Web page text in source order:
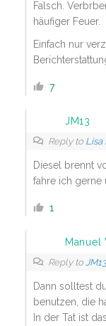
Falsch.
häufiger Feuer.
Einfach nur
7
JM13
Reply to Lisa
Diesel brennt
fahre ich gerne
1
Manuel
Reply to JM13
Dann solltest
benutzen, die
In der Tat ist